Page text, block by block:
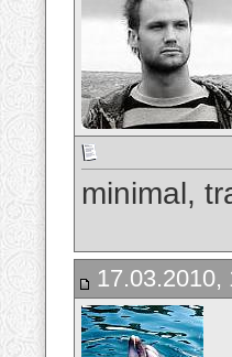
minimal,
17.03.2010,